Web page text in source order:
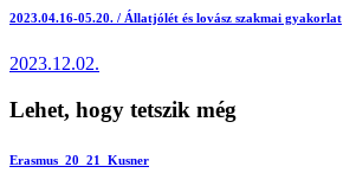
2023.04.16-05.20. / Állatjólét és lovász szakmai gyakorlat
2023.12.02.
Lehet, hogy tetszik még
Erasmus_20_21_Kusner